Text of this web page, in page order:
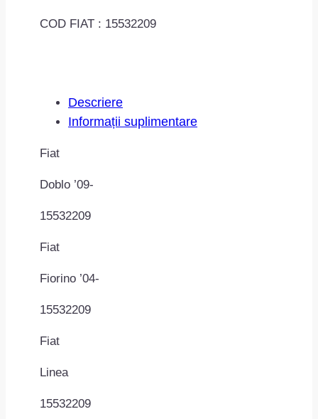
COD FIAT : 15532209
Descriere
Informații suplimentare
Fiat
Doblo ’09-
15532209
Fiat
Fiorino ’04-
15532209
Fiat
Linea
15532209